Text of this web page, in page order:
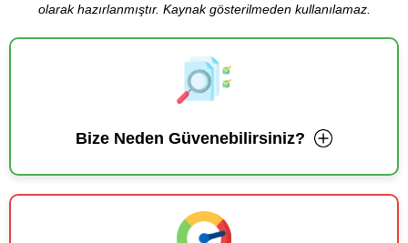
olarak hazırlanmıştır. Kaynak gösterilmeden kullanılamaz.
Bize Neden Güvenebilirsiniz?